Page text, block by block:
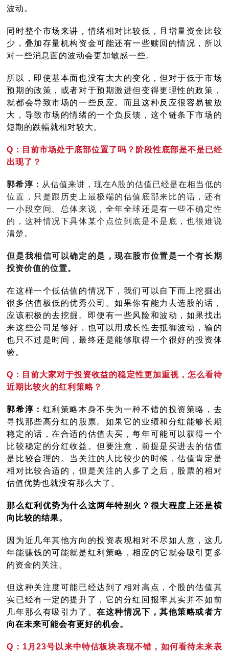
波动。
同时整个市场来讲，情绪相对比较低，且增量资金比较
少，叠加存量机构资金可能还有一些赎回的情况，所以
对一些消息面的波动会更加敏感一些。
所以，即使基本面也没有太大的变化，但对于低于市场
预期的政策，或者对于预期激进但变得更理性的政策，
就都会导致市场的一些反应。而且这种反应很容易被放
大，导致市场的情绪的一个负反馈，这个链条下市场的
短期的跌幅就相对较大。
Q：目前市场处于底部位置了吗？阶段性底部是不是已经
出现了？
郭希淳： 从估值来讲，现在A股的估值已经是在相当低的
位置，只是跟历史上最极端的估值底部来比的话，还有
一小段空间。总体来说，全年全球还是有一些不确定性
的，这种情况下具体某个点位到底是不是底，也很难说
清楚。
但是我相信可以确定的是，现在股市位置是一个有长期
投资价值的位置。
在这样一个低估值的情况下，我们可以自下而上挖掘出
很多估值极低的优秀公司。如果你有能力去选股的话，
应该积极的去挖掘。即便有一些风险和波动，如果找出
来这些公司足够好，也可以用成长性去抵御波动，输的
也只不过是时间，最终还是能够取得一个很好的投资体
验。
Q：目前大家对于投资收益的稳定性更加重视，怎么看待
近期比较火的红利策略？
郭希淳： 红利策略本身不失为一种不错的投资策略，去
寻找那些高分红的股票。如果它的业绩和分红能够长期
稳定的话，在合适的估值去买，每年可能可以获得一个
比较稳定的分红收益。但要注意，前提是买进去的估值
是比较合理的。当关注的人比较少的时候，估值肯定是
相对比较合适的，但是关注的人多了之后，股票的相对
估值优势也就没有那么大了。
那么红利优势为什么这两年特别火？很大程度上还是横
向比较的结果。
因为近几年其他方向的投资表现相对不尽如人意，这几
年能赚钱的可能就是红利策略，相应的它就会吸引更多
的资金的关注。
但这种关注度可能已经达到了相对高点，个股的估值其
实已经有一定的提升了，它的分红回报率其实并不如前
几年那么有吸引力了。在这种情况下，其他策略或者方
向在未来可能会有更好的机会。
Q：1月23号以来中特估板块表现不错，如何看待未来表